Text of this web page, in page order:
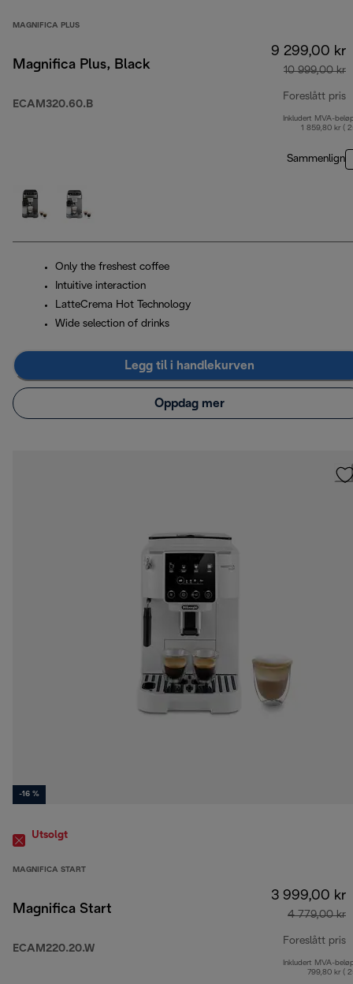
MAGNIFICA PLUS
Magnifica Plus, Black
ECAM320.60.B
9 299,00 kr
10 999,00 kr
Foreslått pris
Inkludert MVA-
1 859,80 kr (
Sammenlign
Only the freshest coffee
Intuitive interaction
LatteCrema Hot Technology
Wide selection of drinks
Legg til i handlekurven
Oppdag mer
-16 %
Utsolgt
MAGNIFICA START
Magnifica Start
ECAM220.20.W
3 999,00 kr
4 779,00 kr
Foreslått pris
Inkludert MVA-
799,80 kr (